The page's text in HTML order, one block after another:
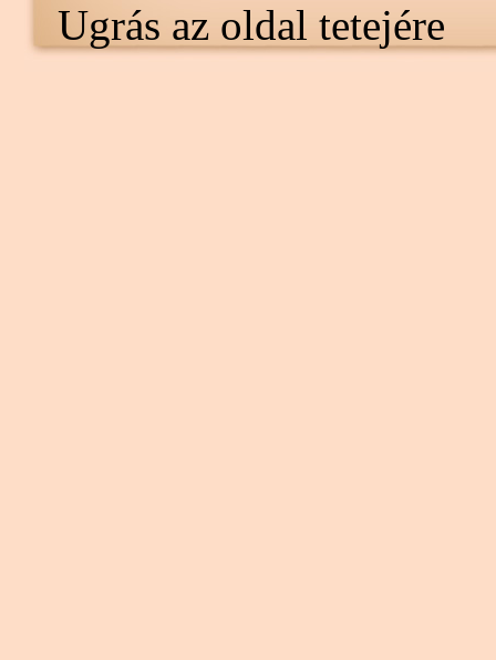
Ugrás az oldal tetejére